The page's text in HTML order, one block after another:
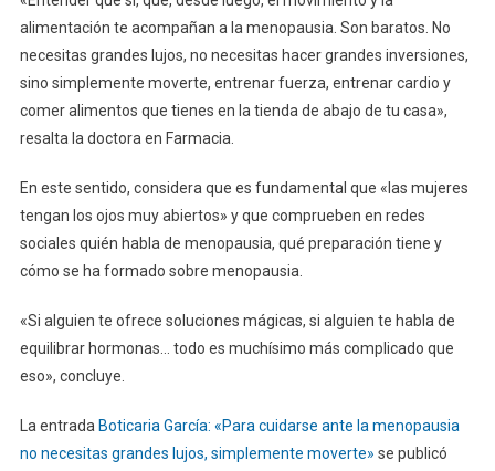
alimentación te acompañan a la menopausia. Son baratos. No
necesitas grandes lujos, no necesitas hacer grandes inversiones,
sino simplemente moverte, entrenar fuerza, entrenar cardio y
comer alimentos que tienes en la tienda de abajo de tu casa»,
resalta la doctora en Farmacia.
En este sentido, considera que es fundamental que «las mujeres
tengan los ojos muy abiertos» y que comprueben en redes
sociales quién habla de menopausia, qué preparación tiene y
cómo se ha formado sobre menopausia.
«Si alguien te ofrece soluciones mágicas, si alguien te habla de
equilibrar hormonas… todo es muchísimo más complicado que
eso», concluye.
La entrada Boticaria García: «Para cuidarse ante la menopausia
no necesitas grandes lujos, simplemente moverte» se publicó